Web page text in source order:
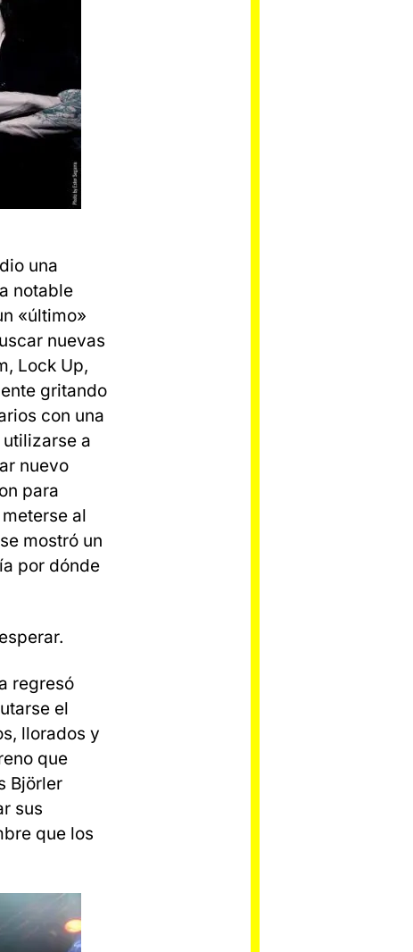
una
notable
«último»
nuevas
Lock Up,
gritando
con una
a
nuevo
para
al
mostró un
por dónde
regresó
el
llorados y
que
Björler
sus
que los